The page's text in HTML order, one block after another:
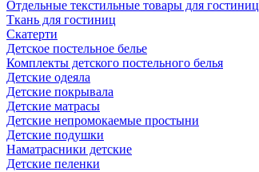
Отдельные текстильные товары для гостиниц
Ткань для гостиниц
Скатерти
Детское постельное белье
Комплекты детского постельного белья
Детские одеяла
Детские покрывала
Детские матрасы
Детские непромокаемые простыни
Детские подушки
Наматрасники детские
Детские пеленки